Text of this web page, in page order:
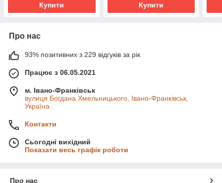
Купити Купити
Про нас
93% позитивних з 229 відгуків за рік
Працює з 06.05.2021
м. Івано-Франківськ
вулиця Богдана Хмельницького, Івано-Франківськ,
Україна
Контакти
Сьогодні вихідний
Показати весь графік роботи
Про нас